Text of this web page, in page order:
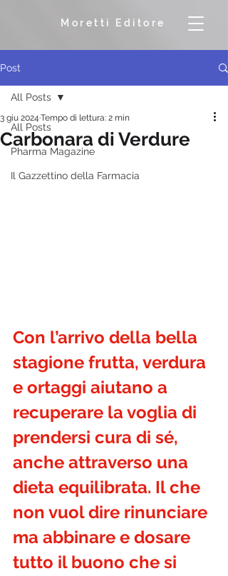
Moretti Editore
Post
All Posts
Pharma Magazine
Il Gazzettino della Farmacia
All Posts
Carbonara di Verdure
3 giu 2024 Tempo di lettura: 2 min
Con l’arrivo della bella
stagione frutta, verdura
e ortaggi aiutano a
recuperare la voglia di
prendersi cura di sé,
anche attraverso una
dieta equilibrata. Il che
non vuol dire rinunciare
ma abbinare e dosare
tutto il buono che si